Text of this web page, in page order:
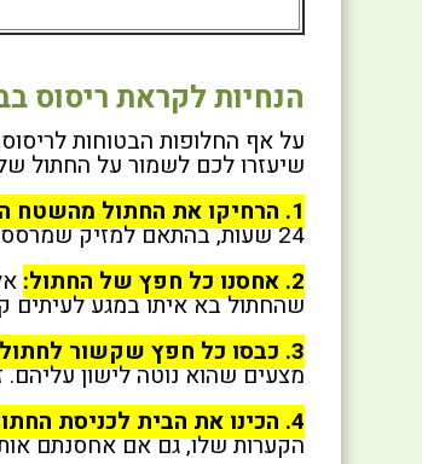
הנחיות לקראת ריסוס
על אף החלופות הבטוחות
שיעזרו לכם לשמור על החתול
1. הרחיקו את החתול מהשטח המרוסס:
24 שעות, בהתאם למזיק שמרססים.
2. אחסנו כל חפץ של החתול:
שהחתול בא איתו במגע לעיתים
3. כבסו כל חפץ שקשור לחתול:
מצעים שהוא נוטה לישון
4. הכינו את הבית לכניסת החתול:
הקערות שלו, גם אם אחסנתם